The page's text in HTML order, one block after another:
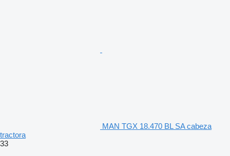
MAN TGX 18.470 BL SA cabeza
tractora
33